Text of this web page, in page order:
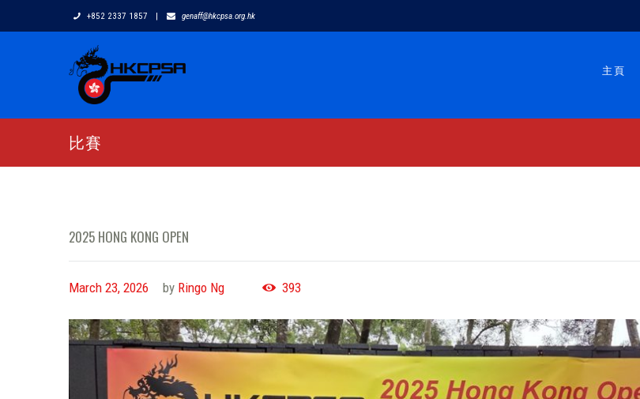
+852 2337 1857 | genaff@hkcpsa.org.hk
主頁
比賽
2025 HONG KONG OPEN
March 23, 2026 by Ringo Ng 393